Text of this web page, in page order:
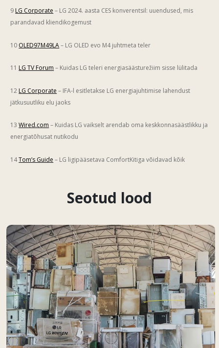
9 LG Corporate – LG 2024. aasta CES konverentsil: uuendused, mis
parandavad kliendikogemust
10 OLED97M49LA– LG OLED evo M4 juhtmeta teler
11 LG TV Forum – Kuidas LG teleri energiasäästurežiim sisse lülitada
12 LG Corporate – IFA-l esitletakse LG energiajuhtimise lahendust
jätkusuutliku elu jaoks
13Wired.com – Kuidas LG vaikselt arendab oma keskkonnasäästlikku ja
energiatõhusat nutikodu
14Tom’s Guide – LG ligipääsetava ComfortKitiga võidavad kõik
Seotud lood